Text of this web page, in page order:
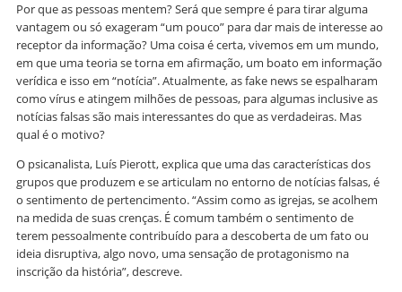
Por que as pessoas mentem? Será que sempre é para tirar alguma
vantagem ou só exageram “um pouco” para dar mais de interesse ao
receptor da informação? Uma coisa é certa, vivemos em um mundo,
em que uma teoria se torna em afirmação, um boato em informação
verídica e isso em “notícia”. Atualmente, as fake news se espalharam
como vírus e atingem milhões de pessoas, para algumas inclusive as
notícias falsas são mais interessantes do que as verdadeiras. Mas
qual é o motivo?
O psicanalista, Luís Pierott, explica que uma das características dos
grupos que produzem e se articulam no entorno de notícias falsas, é
o sentimento de pertencimento. “Assim como as igrejas, se acolhem
na medida de suas crenças. É comum também o sentimento de
terem pessoalmente contribuído para a descoberta de um fato ou
ideia disruptiva, algo novo, uma sensação de protagonismo na
inscrição da história”, descreve.